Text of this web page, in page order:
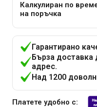
Калкулиран по
на поръчка
Гарантирано
Бърза доставка
адрес.
Над 1200
Платете удобно с: